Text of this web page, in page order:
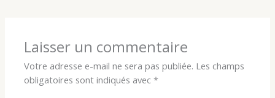
Laisser un commentaire
Votre adresse e-mail ne sera pas publiée. Les champs
obligatoires sont indiqués avec*